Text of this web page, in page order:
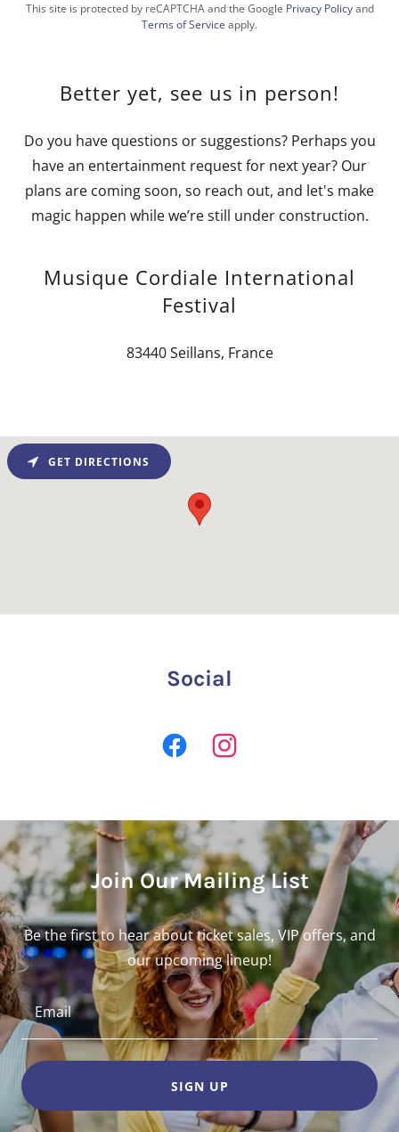
This site is protected by reCAPTCHA and the Google Privacy Policyand
Terms of Service apply.
Better yet, see us in person!
Do you have questions or suggestions? Perhaps you
have an entertainment request for next year? Our
plans are coming soon, so reach out, and let's make
magic happen while we’re still under construction.
Musique Cordiale International
Festival
83440 Seillans, France
GET DIRECTIONS
Social
Join Our Mailing List
Be the first to hear about ticket sales, VIP offers, and
our upcoming lineup!
Email
SIGN UP